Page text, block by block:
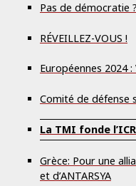
Pas de démocratie ?
RÉVEILLEZ-VOUS !
Européennes 2024
Comité de défense
La TMI fonde
Grèce: Pour une
et d’ANTARSYA